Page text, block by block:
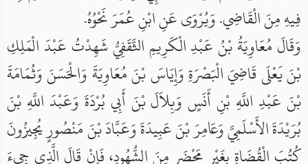
فِيهِ مِنَ الْقَاضِي. وَيُرْوَى عَنِ ابْنِ عُمَرَ نَحْوُهُ.
وَقَالَ مُعَاوِيَةُ بْنُ عَبْدِ الْكَرِيمِ الثَّقَفِيُّ شَهِدْتُ عَبْدَ الْمَلِكِ
بْنَ يَعْلَى قَاضِيَ الْبَصْرَةِ وَإِيَاسَ بْنَ مُعَاوِيَةَ وَالْحَسَنَ وَثُمَامَةَ
بْنَ عَبْدِ اللَّهِ بْنِ أَنَسٍ وَبِلاَلَ بْنَ أَبِي بُرْدَةَ وَعَبْدَ اللَّهِ بْنَ
بُرَيْدَةَ الأَسْلَمِيَّ وَعَامِرَ بْنَ عَبِيدَةَ وَعَبَّادَ بْنَ مَنْصُورٍ يُجِيزُونَ
كُتُبَ الْقُضَاةِ بِغَيْرِ مَحْضَرٍ مِنَ الشُّهُودِ، فَإِنْ قَالَ الَّذِي جِيءَ